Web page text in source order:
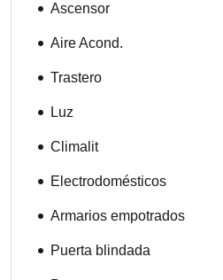
Ascensor
Aire Acond.
Trastero
Luz
Climalit
Electrodomésticos
Armarios empotrados
Puerta blindada